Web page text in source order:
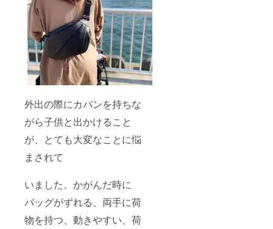
外出の際にカバンを持ちな
がら子供と出かけること
が、とても大変なことに悩
まされて
いました。かがんだ時に
バッグがずれる、両手に荷
物を持つ、動きやすい、荷